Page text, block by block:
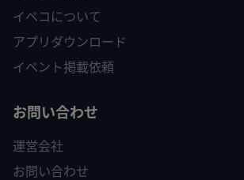
イベコについて
アプリダウンロード
イベント掲載依頼
お問い合わせ
運営会社
お問い合わせ